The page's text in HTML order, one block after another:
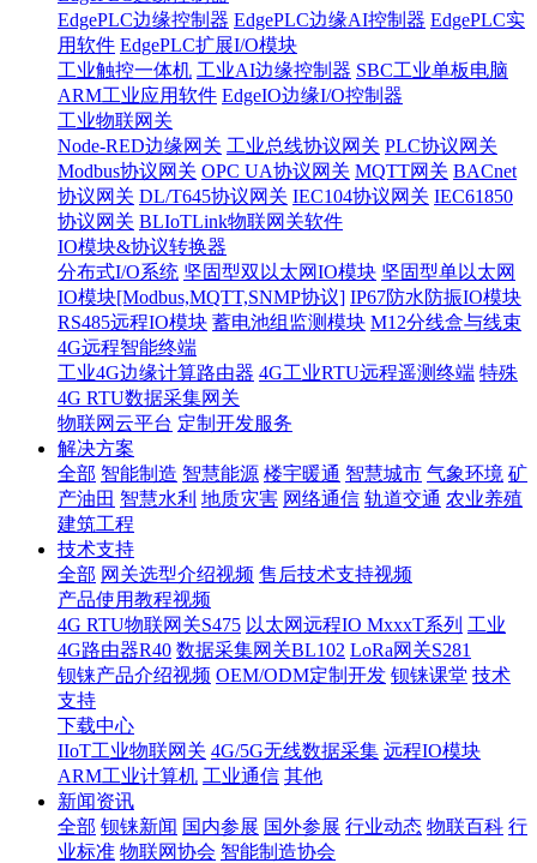
EdgePLC边缘控制器 EdgePLC边缘AI控制器 EdgePLC实
用软件 EdgePLC扩展I/O模块
工业触控一体机 工业AI边缘控制器 SBC工业单板电脑
ARM工业应用软件 EdgeIO边缘I/O控制器
工业物联网关
Node-RED边缘网关 工业总线协议网关 PLC协议网关
Modbus协议网关 OPC UA协议网关 MQTT网关 BACnet
协议网关 DL/T645协议网关 IEC104协议网关 IEC61850
协议网关 BLIoTLink物联网关软件
IO模块&协议转换器
分布式I/O系统 坚固型双以太网IO模块 坚固型单以太网
IO模块[Modbus,MQTT,SNMP协议] IP67防水防振IO模块
RS485远程IO模块 蓄电池组监测模块 M12分线盒与线束
4G远程智能终端
工业4G边缘计算路由器 4G工业RTU远程遥测终端 特殊
4G RTU数据采集网关
物联网云平台 定制开发服务
解决方案
全部 智能制造 智慧能源 楼宇暖通 智慧城市 气象环境 矿
产油田 智慧水利 地质灾害 网络通信 轨道交通 农业养殖
建筑工程
技术支持
全部 网关选型介绍视频 售后技术支持视频
产品使用教程视频
4G RTU物联网关S475 以太网远程IO MxxxT系列 工业
4G路由器R40 数据采集网关BL102 LoRa网关S281
钡铼产品介绍视频 OEM/ODM定制开发 钡铼课堂 技术
支持
下载中心
IIoT工业物联网关 4G/5G无线数据采集 远程IO模块
ARM工业计算机 工业通信 其他
新闻资讯
全部 钡铼新闻 国内参展 国外参展 行业动态 物联百科 行
业标准 物联网协会 智能制造协会